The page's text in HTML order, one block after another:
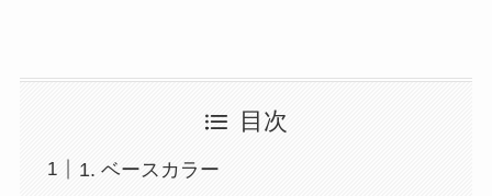
目次
1. ベースカラー